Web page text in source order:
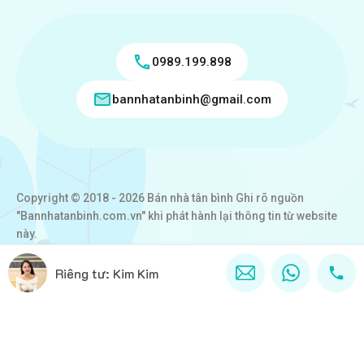
0989.199.898
bannhatanbinh@gmail.com
Copyright © 2018 - 2026 Bán nhà tân bình Ghi rõ nguồn
"Bannhatanbinh.com.vn" khi phát hành lại thông tin từ website
này.
VICTORY REAL
Riêng tư: Kim Kim